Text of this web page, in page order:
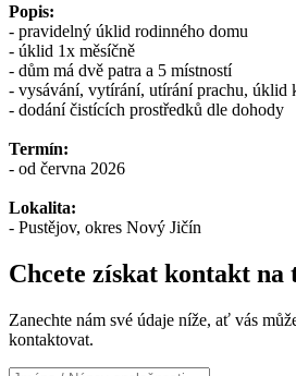
Popis:
- pravidelný úklid rodinného domu
- úklid 1x měsíčně
- dům má dvě patra a 5 místností
- vysávání, vytírání, utírání prachu, úklid
- dodání čistících prostředků dle dohody
Termín:
- od června 2026
Lokalita:
- Pustějov, okres Nový Jičín
Chcete získat kontakt na
Zanechte nám své údaje níže, ať vás
kontaktovat.